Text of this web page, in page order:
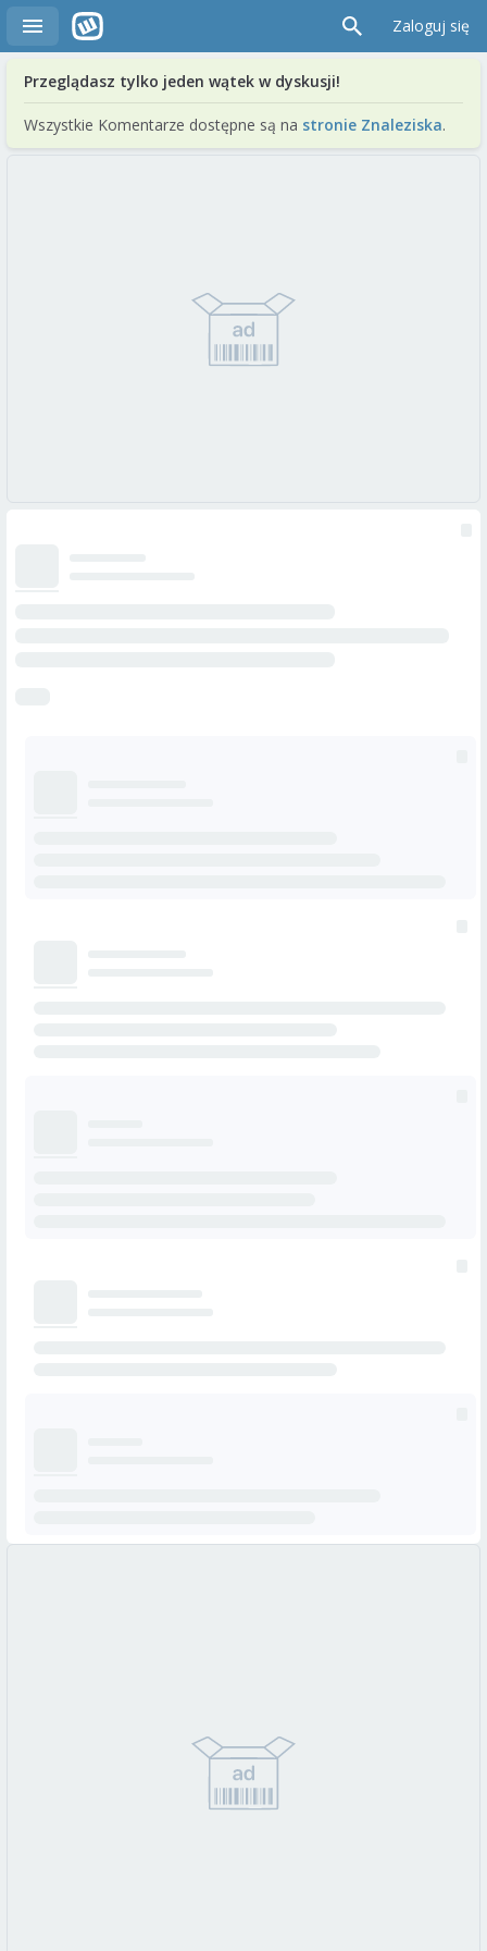
Zaloguj się
Przeglądasz tylko jeden wątek w dyskusji!
Wszystkie Komentarze dostępne są na stronie Znaleziska.